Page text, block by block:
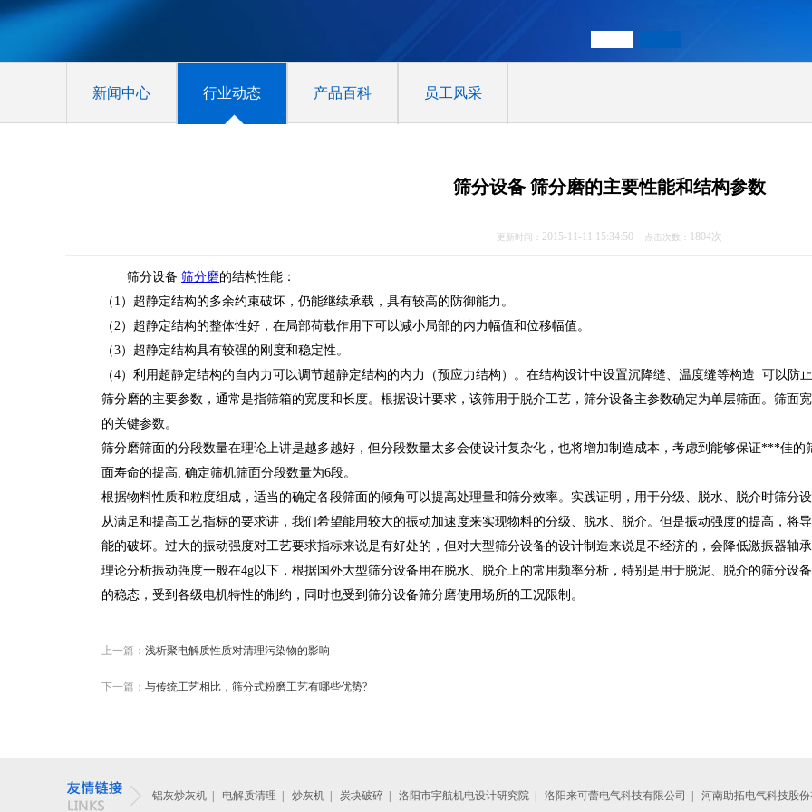
新闻中心 行业动态 产品百科 员工风采
筛分设备 筛分磨的主要性能和结构参数
更新时间： 2015-11-11 15:34:50 点击次数： 1804次
筛分设备 筛分磨的结构性能：
（1）超静定结构的多余约束破坏，仍能继续承载，具有较高的防御能力。
（2）超静定结构的整体性好，在局部荷载作用下可以减小局部的内力幅值和位移幅值。
（3）超静定结构具有较强的刚度和稳定性。
（4）利用超静定结构的自内力可以调节超静定结构的内力（预应力结构）。在结构设计中设置沉降缝、温度缝等构造 可以防
筛分磨的主要参数，通常是指筛箱的宽度和长度。根据设计要求，该筛用于脱介工艺，筛分设备主参数确定为单层筛面。筛面
的关键参数。
筛分磨筛面的分段数量在理论上讲是越多越好，但分段数量太多会使设计复杂化，也将增加制造成本，考虑到能够保证***佳
面寿命的提高, 确定筛机筛面分段数量为6段。
根据物料性质和粒度组成，适当的确定各段筛面的倾角可以提高处理量和筛分效率。实践证明，用于分级、脱水、脱介时筛分
从满足和提高工艺指标的要求讲，我们希望能用较大的振动加速度来实现物料的分级、脱水、脱介。但是振动强度的提高，将
能的破坏。过大的振动强度对工艺要求指标来说是有好处的，但对大型筛分设备的设计制造来说是不经济的，会降低激振器轴
理论分析振动强度一般在4g以下，根据国外大型筛分设备用在脱水、脱介上的常用频率分析，特别是用于脱泥、脱介的筛分
的稳态，受到各级电机特性的制约，同时也受到筛分设备筛分磨使用场所的工况限制。
上一篇： 浅析聚电解质性质对清理污染物的影响
下一篇： 与传统工艺相比，筛分式粉磨工艺有哪些优势?
铝灰炒灰机 电解质清理 炒灰机 炭块破碎 洛阳市宇航机电设计研究院 洛阳来可蕾电气科技有限公司 河南助拓电气科技股